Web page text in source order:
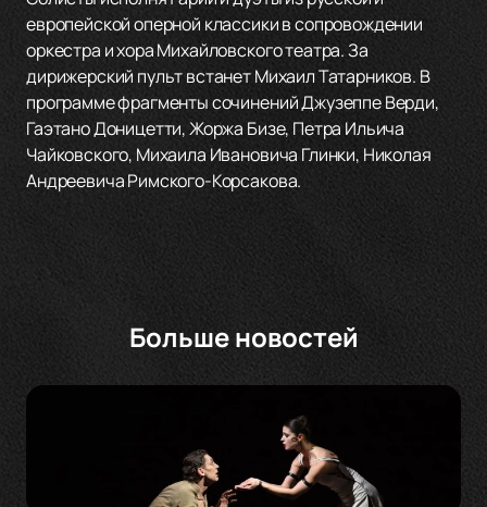
европейской оперной классики в сопровождении
оркестра и хора Михайловского театра. За
дирижерский пульт встанет Михаил Татарников. В
программе фрагменты сочинений Джузеппе Верди,
Гаэтано Доницетти, Жоржа Бизе, Петра Ильича
Чайковского, Михаила Ивановича Глинки, Николая
Андреевича Римского-Корсакова.
Больше новостей